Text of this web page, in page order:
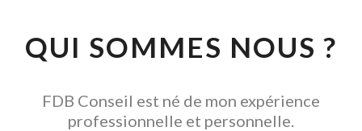
QUI SOMMES NOUS ?
FDB Conseil est né de mon expérience
professionnelle et personnelle.